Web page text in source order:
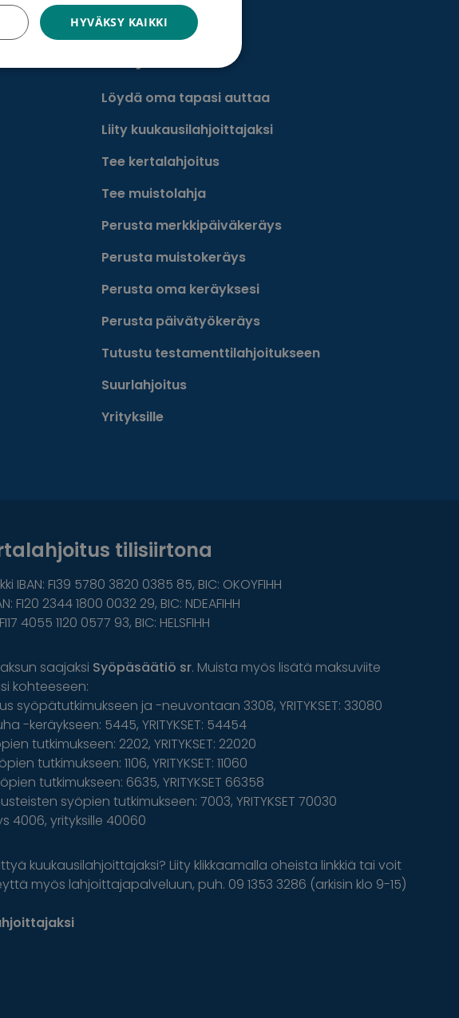
Löydä oma tapasi auttaa
Liity kuukausilahjoittajaksi
Tee kertalahjoitus
Tee muistolahja
Perusta merkkipäiväkeräys
Perusta muistokeräys
Perusta oma keräyksesi
Perusta päivätyökeräys
Tutustu testamenttilahjoitukseen
Suurlahjoitus
Yrityksille
tilisiirtona
IBAN: FI39 5780 3820 0385 85, BIC: OKOYFIHH
FI20 2344 1800 0032 29, BIC: NDEAFIHH
4055 1120 0577 93, BIC: HELSFIHH
saajaksi Syöpäsäätiö sr. Muista myös lisätä maksuviite
kohteeseen:
syöpätutkimukseen ja -neuvontaan 3308, YRITYKSET: 33080
-keräykseen: 5445, YRITYKSET: 54454
tutkimukseen: 2202, YRITYKSET: 22020
tutkimukseen: 1106, YRITYKSET: 11060
tutkimukseen: 6635, YRITYKSET 66358
syöpien tutkimukseen: 7003, YRITYKSET 70030
4006, yrityksille 40060
kuukausilahjoittajaksi? Liity klikkaamalla oheista linkkiä tai voit
myös lahjoittajapalveluun, puh. 09 1353 3286 (arkisin klo 9-15)
HYVÄKSY KAIKKI